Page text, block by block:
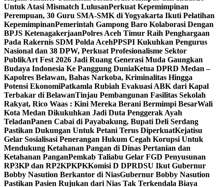
Untuk Atasi Mismatch LulusanPerkuat Kepemimpinan
Perempuan, 30 Guru SMA-SMK di Yogyakarta Ikuti Pelatihan
KepemimpinanPemerintah Gampong Baro Kolaborasi Dengan
BPJS KetenagakerjaanPolres Aceh Timur Raih Penghargaan
Pada Rakernis SDM Polda AcehPPSPI Kukuhkan Pengurus
Nasional dan 38 DPW, Perkuat Profesionalisme Sektor
PublikArt Fest 2026 Jadi Ruang Generasi Muda Gaungkan
Budaya Indonesia Ke Panggung DuniaKetua DPRD Medan –
Kapolres Belawan, Bahas Narkoba, Kriminalitas Hingga
Potensi EkonomiPatkamla Rubiah Evakuasi ABK dari Kapal
Terbakar di BelawanTinjau Pembangunan Fasilitas Sekolah
Rakyat, Rico Waas : Kini Mereka Berani Bermimpi BesarWali
Kota Medan Dikukuhkan Jadi Duta Penggerak Ayah
TeladanPanen Cabai di Payabakung, Bupati Deli Serdang
Pastikan Dukungan Untuk Petani Terus DiperkuatKejatisu
Gelar Sosialisasi Penerangan Hukum Cegah Korupsi Untuk
Mendukung Ketahanan Pangan di Dinas Pertanian dan
Ketahanan PanganPemkab Taliabu Gelar FGD Penyusunan
RP3KP dan RP2KPKPKKomisi D DPRDSU Ikut Gubernur
Bobby Nasution Berkantor di NiasGubernur Bobby Nasution
Pastikan Pasien Rujukan dari Nias Tak Terkendala Biaya